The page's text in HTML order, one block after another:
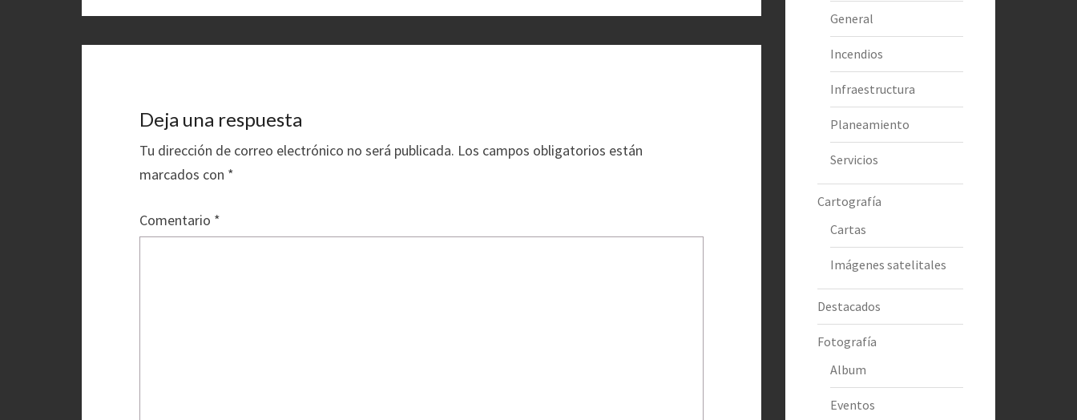
Deja una respuesta
Tu dirección de correo electrónico no será publicada. Los campos obligatorios están
marcados con *
Comentario *
General
Incendios
Infraestructura
Planeamiento
Servicios
Cartografía
Cartas
Imágenes satelitales
Destacados
Fotografía
Album
Eventos